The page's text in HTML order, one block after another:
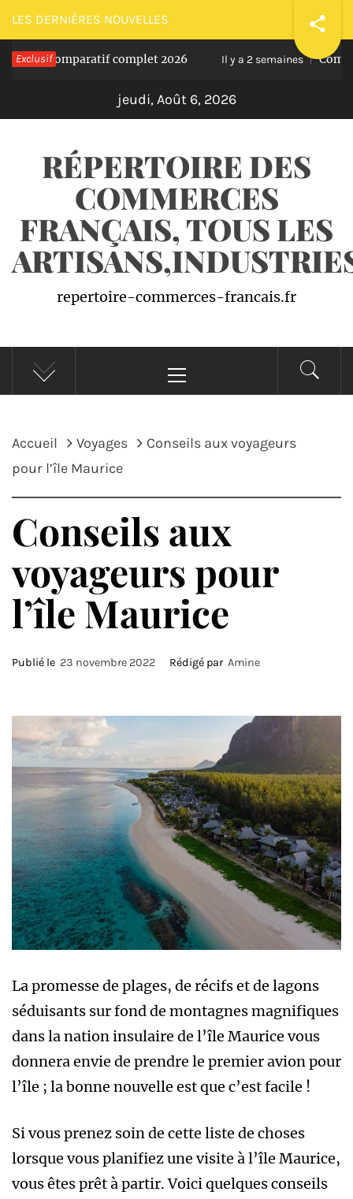
Passer
au
contenu
LES DERNIÈRES NOUVELLES
Exclusif complet 2026 Il y a 2 semaines Comment
jeudi, Août 6, 2026
RÉPERTOIRE DES
COMMERCES
FRANÇAIS, TOUS LES
repertoire-commerces-francais.fr
principal
Accueil Voyages
Conseils aux voyageurs
pour l’île Maurice
Conseils aux
voyageurs pour
l’île Maurice
Publié le 23 novembre 2022 Rédigé par Amine
La promesse de plages, de récifs et de lagons
séduisants sur fond de montagnes magnifiques
dans la nation insulaire de l’île Maurice vous
donnera envie de prendre le premier avion pour
l’île ; la bonne nouvelle est que c’est facile !
Si vous prenez soin de cette liste de choses
lorsque vous planifiez une visite à l’île Maurice,
vous êtes prêt à partir. Voici quelques conseils